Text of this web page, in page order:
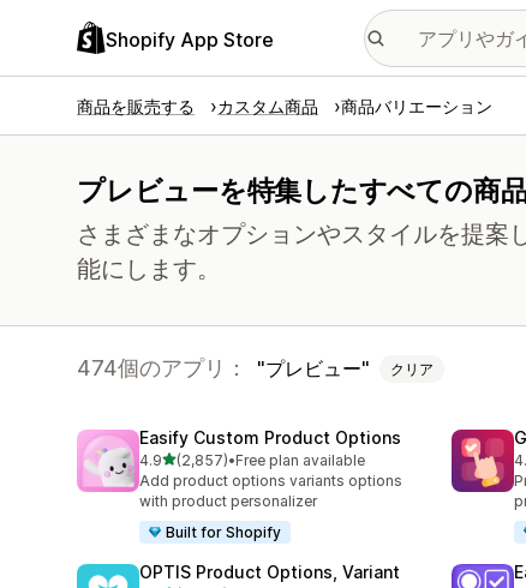
Shopify App Store
商品を販売する カスタム商品 商品バリエーション
プレビューを特集したすべての商
さまざまなオプションやスタイルを提案
能にします。
474個のアプリ： プレビュー クリア
Easify Custom Product Options
4.95つ星中
(2,857)
合計レビュー数：2857件
•Free plan available
Add product options variants options
with product personalizer
Built for Shopify
OPTIS Product Options, Variant